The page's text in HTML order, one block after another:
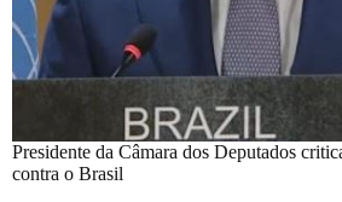
Presidente da Câmara dos Deputados
contra o Brasil